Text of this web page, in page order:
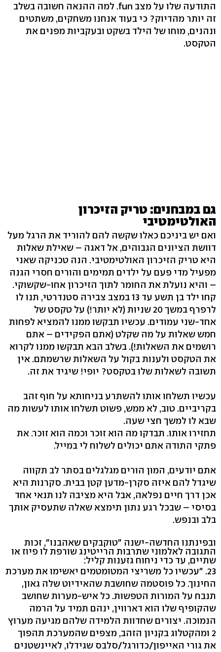
התודעה שלו על מצב fun. למה ההנאה חשובה בשלב
זה יותר מהדיוק? כי בעוד אנחנו משחקים, משתטים
ונהנים, מוחו של הילד בשקט ובעקביות מפנים את
הטקסט.
גם במבחנים: טריק הזיכרון
האולטימטיבי
ואם יש ביניכם כאלו שקשה להם להוריד את הרגל מעל
דוושת הציונים הגבוהים, אל דאגה – שאילת שאלות
היא טריק הזיכרון האולטימטיבי. הנה טכניקה שאני
מפעיל מדי פעם על ילדים תמימים והורים חסרי הגנה
– והיא נועלת את החומר לתוך הזיכרון אחו-שקשוקי.
קחו ילד בן תשע עד 13 במצב צבירה סטנדרטי, תנו לו
לרפרף במשך 20 שניות (לא יותר!) על טקסט של
אחד-שני עמודים. עכשיו תבקשו ממנו להמציא לפחות
חמש שאלות על מה שקלט (אתם הפקידים – אתם
רושמים את השאלות!). בשלב הבא תבקשו ממנו לקרוא
את הטקסט ולענות בקול על השאלות שרשמתם. אין
תשובה לשאלות שלו בטקסט? יופי! שיגיד את זה.
עכשיו תשלחו אותו להשתרע בניחותא על חוף זהב
בקריביים. טוב, לא ממש, פשוט תשלחו אותו לעשות מה
שבא לו למשך חצי שעה.
תחזירו אותו. תבדקו מה הוא זוכר וכמה הוא זוכר. את
פתקי התודה אתם יכולים לשלוח לי במייל.
אתם יודעים, המון הורים מגלגלים בסתר לב תקווה
שיגדל להם איזה סקרן-מדען קטן בבית. סקרנות היא
אכן דרך חיים נפלאה, אבל היא מציבה לנו תנאי אחד
בסיסי – שבכל רגע נתון תימצא שאלה שתעסיק אותך
בלב ובנפש.
ובפינתנו החדשה-ישנה "טוקבקים שאהבנו", זכות
התגובה לאלמוני שתרבות הרייטינג שורפת לו פיוז או
שתיים, עד כדי ניחוח גזענות קליל:
23. "עכשיו כל משריצי המטומטמים יאשימו את מערכת
החינוך. כל פוסטמה שחושבת שהאידיוט שלה גאון,
תנבח על המורות הטפשות. כל איש-מערות שחושב
שהקופיף שלו הוא דארווין, ינהם תמיד על הרמה
הנמוכה. יצורים שחדוות הלמידה שלהם מגיעה מערוץ
2 ומהקטלוג בקניון הזהב, מצפים שהמערכת תהפוך
את גורי האייפון/כדורגל/סלבס שגידלו, לאיינשטנים